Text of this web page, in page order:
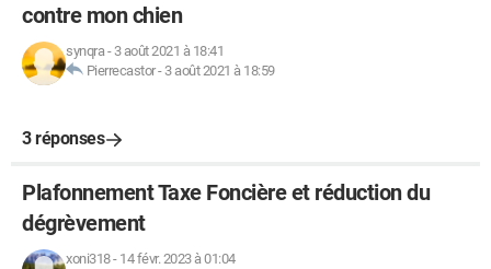
contre mon chien
synqra- 3 août 2021 à 18:41
Pierrecastor- 3 août 2021 à 18:59
3 réponses
Plafonnement Taxe Foncière et réduction du
dégrèvement
xoni318- 14 févr. 2023 à 01:04